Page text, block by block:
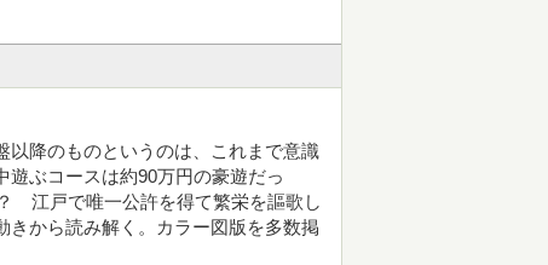
以降のものというのは、これまで意識
遊ぶコースは約90万円の豪遊だっ
江戸で唯一公許を得て繁栄を謳歌し
きから読み解く。カラー図版を多数掲